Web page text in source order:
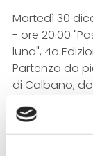
Martedì 30
- ore 20.00
luna", 4a
Partenza da
di Calbano,
Evento